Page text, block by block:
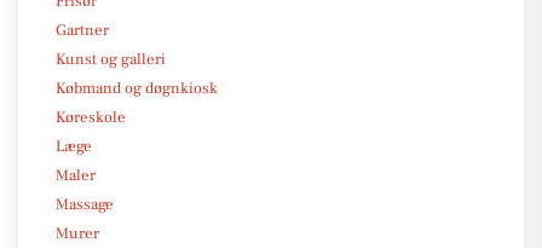
Gartner
Kunst og galleri
Købmand og døgnkiosk
Køreskole
Læge
Maler
Massage
Murer